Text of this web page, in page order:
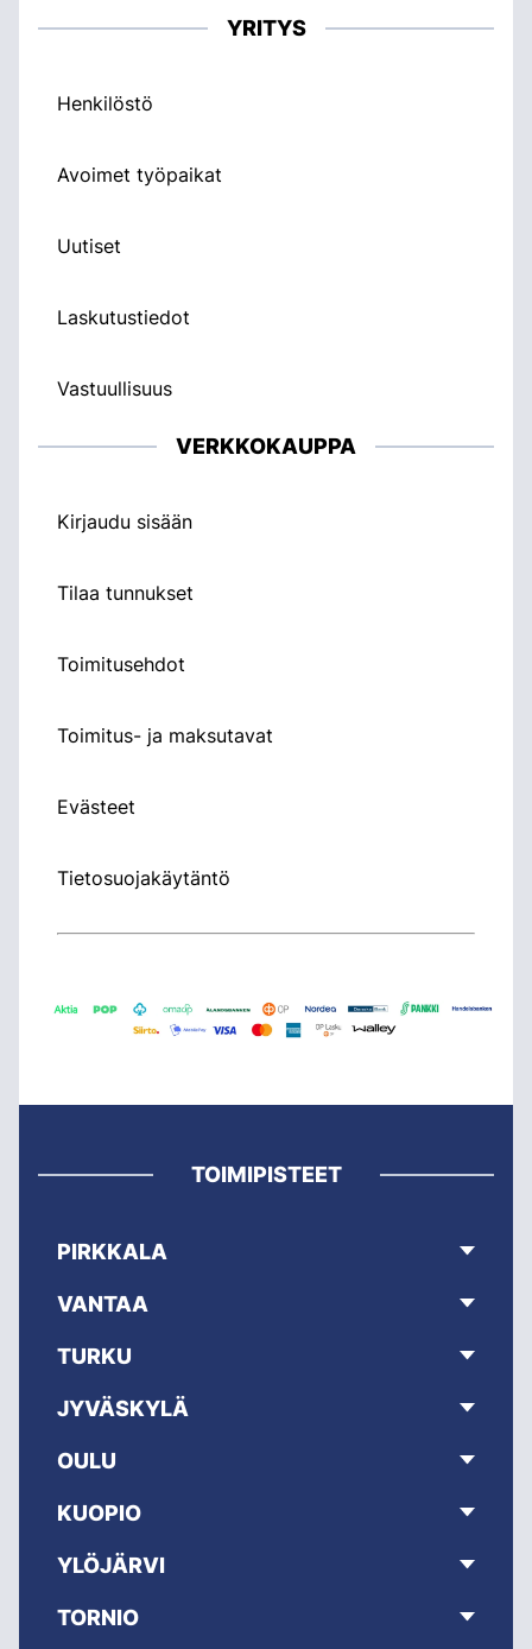
YRITYS
Henkilöstö
Avoimet työpaikat
Uutiset
Laskutustiedot
Vastuullisuus
VERKKOKAUPPA
Kirjaudu sisään
Tilaa tunnukset
Toimitusehdot
Toimitus- ja maksutavat
Evästeet
Tietosuojakäytäntö
TOIMIPISTEET
PIRKKALA
VANTAA
TURKU
JYVÄSKYLÄ
OULU
KUOPIO
YLÖJÄRVI
TORNIO